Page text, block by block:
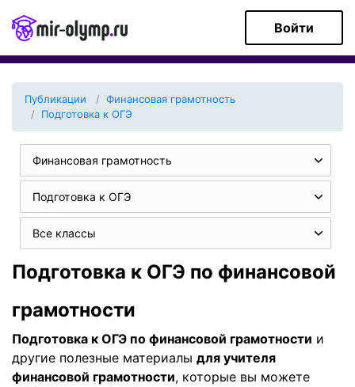
Войти
Публикации
Финансовая грамотность
Подготовка к ОГЭ
Финансовая грамотность
Подготовка к ОГЭ
Все классы
Подготовка к ОГЭ по финансовой
грамотности
Подготовка к ОГЭ по финансовой грамотности и
другие полезные материалы для учителя
финансовой грамотности, которые вы можете